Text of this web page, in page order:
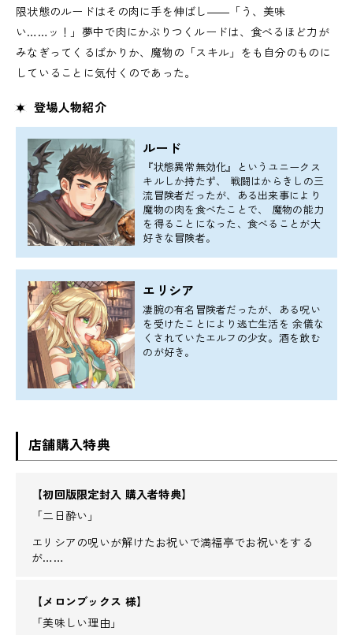
限状態のルードはその肉に手を伸ばし――「う、美味
い……ッ！」夢中で肉にかぶりつくルードは、食べるほど力が
みなぎってくるばかりか、魔物の「スキル」をも自分のものに
していることに気付くのであった。
登場人物紹介
ルード
『状態異常無効化』というユニークス
キルしか持たず、 戦闘はからきしの三
流冒険者だったが、ある出来事により
魔物の肉を食べたことで、 魔物の能力
を得ることになった、食べることが大
好きな冒険者。
エリシア
凄腕の有名冒険者だったが、ある呪い
を受けたことにより逃亡生活を 余儀な
くされていたエルフの少女。酒を飲む
のが好き。
店舗購入特典
【初回版限定封入 購入者特典】
「二日酔い」
エリシアの呪いが解けたお祝いで満福亭でお祝いをする
が……
【メロンブックス 様】
「美味しい理由」